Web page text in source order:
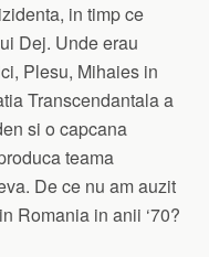
in timp ce
Dej. Unde erau
Plesu, Mihaies in
Transcendantala a
si o capcana
teama
De ce nu am auzit
Romania in anii ‘70?